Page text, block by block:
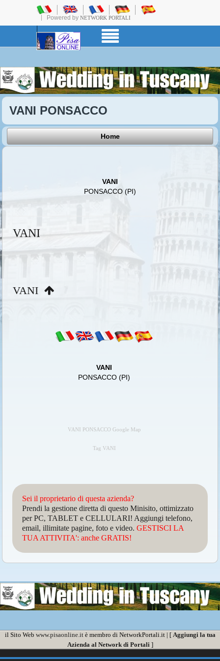
Powered by NETWORK PORTALI
VANI PONSACCO
Home
VANI
PONSACCO (PI)
VANI
VANI
VANI
PONSACCO (PI)
VANI PONSACCO Google Map
Tag VANI
Sei il proprietario di questa azienda?
Prendi la gestione diretta di questo Minisito, ottimizzato
per PC, TABLET e CELLULARI! Aggiungi telefono,
email, illimitate pagine, foto e video.GESTISCI LA
TUA ATTIVITA': anche GRATIS!
il Sito Web www.pisaonline.itè membro di NetworkPortali.it | [ Aggiungi la tua
Azienda al Network di Portali ]